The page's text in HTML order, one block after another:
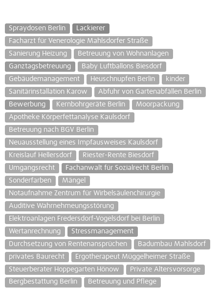
Spraydosen Berlin
Lackierer
Facharzt für Venerologie Mahlsdorfer Straße
Sanierung Heizung
Betreuung von Wohnanlagen
Ganztagsbetreuung
Baby Luftballons Biesdorf
Gebäudemanagement
Heuschnupfen Berlin
kinder
Sanitärinstallation Karow
Abfuhr von Gartenabfällen Berlin
Bewerbung
Kernbohrgeräte Berlin
Moorpackung
Apotheke Körperfettanalyse Kaulsdorf
Betreuung nach BGV Berlin
Neuausstellung eines Impfausweises Kaulsdorf
Kreislauf Hellersdorf
Riester-Rente Biesdorf
Umgangsrecht
Fachanwalt für Sozialrecht Berlin
Sonderfarben
Mängel
Notaufnahme Zentrum für Wirbelsäulenchirurgie
Auditive Wahrnehmeungsstörung
Elektroanlagen Fredersdorf-Vogelsdorf bei Berlin
Wertanrechnung
Stressmanagement
Durchsetzung von Rentenansprüchen
Badumbau Mahlsdorf
privates Baurecht
Ergotherapeut Müggelheimer Straße
Steuerberater Hoppegarten Hönow
Private Altersvorsorge
Bergbestattung Berlin
Betreuung und Pflege